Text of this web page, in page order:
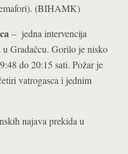
(BIHAMK)
– jedna intervencija
u Gradačcu. Gorilo je nisko
do 20:15 sati. Požar je
vatrogasca i jednim
najava prekida u